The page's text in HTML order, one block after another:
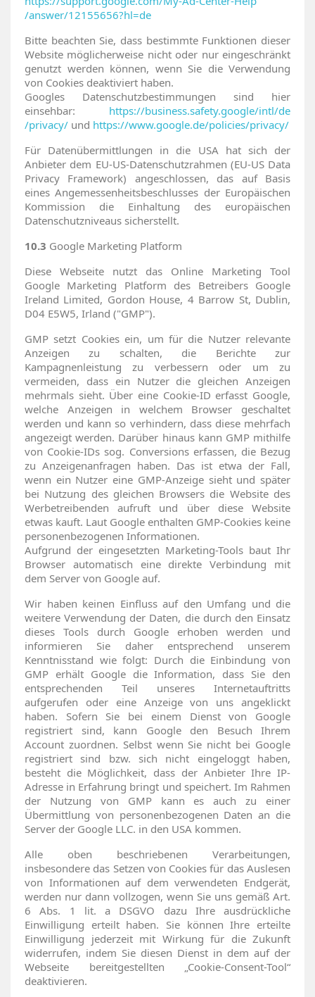
/answer/12155656?hl=de
Bitte beachten Sie, dass bestimmte Funktionen dieser
Website möglicherweise nicht oder nur eingeschränkt
genutzt werden können, wenn Sie die Verwendung
von Cookies deaktiviert haben.
Googles Datenschutzbestimmungen sind hier
einsehbar: https://business.safety.google/intl/de
/privacy/ und https://www.google.de/policies/privacy/
Für Datenübermittlungen in die USA hat sich der
Anbieter dem EU-US-Datenschutzrahmen (EU-US Data
Privacy Framework) angeschlossen, das auf Basis
eines Angemessenheitsbeschlusses der Europäischen
Kommission die Einhaltung des europäischen
Datenschutzniveaus sicherstellt.
10.3 Google Marketing Platform
Diese Webseite nutzt das Online Marketing Tool
Google Marketing Platform des Betreibers Google
Ireland Limited, Gordon House, 4 Barrow St, Dublin,
D04 E5W5, Irland ("GMP").
GMP setzt Cookies ein, um für die Nutzer relevante
Anzeigen zu schalten, die Berichte zur
Kampagnenleistung zu verbessern oder um zu
vermeiden, dass ein Nutzer die gleichen Anzeigen
mehrmals sieht. Über eine Cookie-ID erfasst Google,
welche Anzeigen in welchem Browser geschaltet
werden und kann so verhindern, dass diese mehrfach
angezeigt werden. Darüber hinaus kann GMP mithilfe
von Cookie-IDs sog. Conversions erfassen, die Bezug
zu Anzeigenanfragen haben. Das ist etwa der Fall,
wenn ein Nutzer eine GMP-Anzeige sieht und später
bei Nutzung des gleichen Browsers die Website des
Werbetreibenden aufruft und über diese Website
etwas kauft. Laut Google enthalten GMP-Cookies keine
personenbezogenen Informationen.
Aufgrund der eingesetzten Marketing-Tools baut Ihr
Browser automatisch eine direkte Verbindung mit
dem Server von Google auf.
Wir haben keinen Einfluss auf den Umfang und die
weitere Verwendung der Daten, die durch den Einsatz
dieses Tools durch Google erhoben werden und
informieren Sie daher entsprechend unserem
Kenntnisstand wie folgt: Durch die Einbindung von
GMP erhält Google die Information, dass Sie den
entsprechenden Teil unseres Internetauftritts
aufgerufen oder eine Anzeige von uns angeklickt
haben. Sofern Sie bei einem Dienst von Google
registriert sind, kann Google den Besuch Ihrem
Account zuordnen. Selbst wenn Sie nicht bei Google
registriert sind bzw. sich nicht eingeloggt haben,
besteht die Möglichkeit, dass der Anbieter Ihre IP-
Adresse in Erfahrung bringt und speichert. Im Rahmen
der Nutzung von GMP kann es auch zu einer
Übermittlung von personenbezogenen Daten an die
Server der Google LLC. in den USA kommen.
Alle oben beschriebenen Verarbeitungen,
insbesondere das Setzen von Cookies für das Auslesen
von Informationen auf dem verwendeten Endgerät,
werden nur dann vollzogen, wenn Sie uns gemäß Art.
6 Abs. 1 lit. a DSGVO dazu Ihre ausdrückliche
Einwilligung erteilt haben. Sie können Ihre erteilte
Einwilligung jederzeit mit Wirkung für die Zukunft
widerrufen, indem Sie diesen Dienst in dem auf der
Webseite bereitgestellten „Cookie-Consent-Tool“
deaktivieren.